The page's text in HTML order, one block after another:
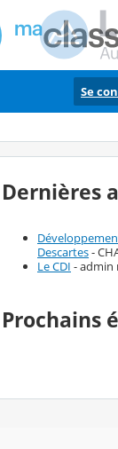
Se
Dernières
Descartes-
Le CDI - admin
Prochains